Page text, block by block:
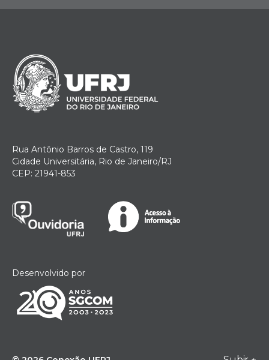
Rua Antônio Barros de Castro, 119
Cidade Universitária, Rio de Janeiro/RJ
CEP: 21941-853
Desenvolvido por